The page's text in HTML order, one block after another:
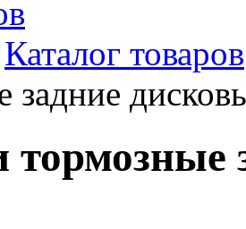
Каталог товаров
задние
тормозные